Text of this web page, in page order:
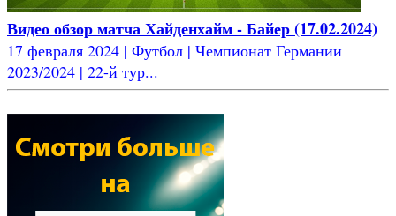
Видео обзор матча Хайденхайм - Байер (17.02.2024)
17 февраля 2024 | Футбол | Чемпионат Германии
2023/2024 | 22-й тур...